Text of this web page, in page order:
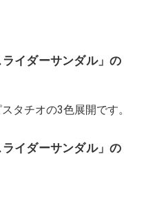
イダーサンダル」の
タチオの3色展開です。
イダーサンダル」の